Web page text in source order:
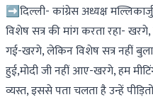
➡दिल्ली- कांग्रेस अध्यक्ष
विशेष सत्र की मांग करता रहा-
गई-खरगे, लेकिन विशेष सत्र नहीं
हुई,मोदी जी नहीं आए-खरगे, हम
व्यस्त, इससे पता चलता है उन्हें